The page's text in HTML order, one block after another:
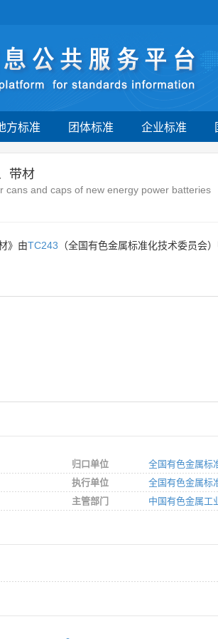
方标准 团体标准 企业标准
带材
and caps of new energy power batteries
》由TC243 （全国有色金属标准化技术委员会）
归口单位
全国有色金属标
执行单位
全国有色金属标
主管部门
中国有色金属工